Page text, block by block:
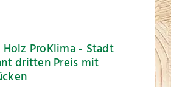
ProKlima - Stadt
dritten Preis mit